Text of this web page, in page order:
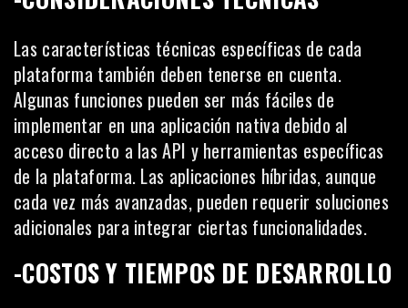
Las características técnicas específicas de cada
plataforma también deben tenerse en cuenta.
Algunas funciones pueden ser más fáciles de
implementar en una aplicación nativa debido al
acceso directo a las API y herramientas específicas
de la plataforma. Las aplicaciones híbridas, aunque
cada vez más avanzadas, pueden requerir soluciones
adicionales para integrar ciertas funcionalidades.
-COSTOS Y TIEMPOS DE DESARROLLO